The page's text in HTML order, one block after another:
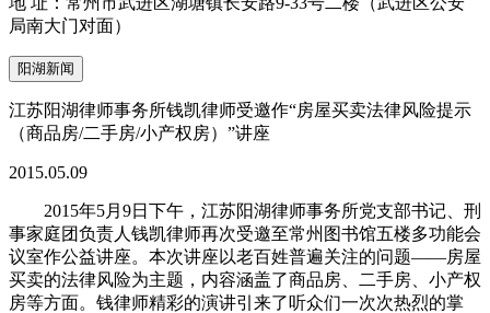
局南大门对面）
阳湖新闻
江苏阳湖律师事务所钱凯律师受邀作“房屋买卖法律风险提示
（商品房/二手房/小产权房）”讲座
2015.05.09
2015年5月9日下午，江苏阳湖律师事务所党支部书记、刑
事家庭团负责人钱凯律师再次受邀至常州图书馆五楼多功能会
议室作公益讲座。本次讲座以老百姓普遍关注的问题——房屋
买卖的法律风险为主题，内容涵盖了商品房、二手房、小产权
房等方面。钱律师精彩的演讲引来了听众们一次次热烈的掌